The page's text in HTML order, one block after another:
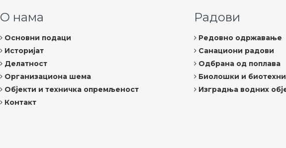
О нама
Основни подаци
Историјат
Делатност
Организациона шема
Објекти и техничка опремљеност
Контакт
Радови
Редовно одржавање
Санациони радови
Одбрана од поплава
Биолошки и
Изградња водних